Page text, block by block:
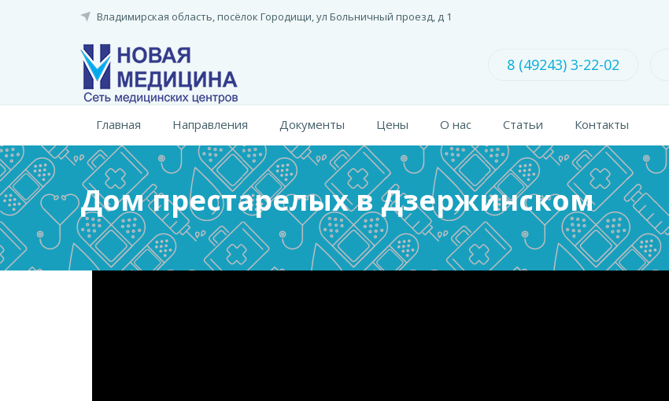
Владимирская область, посёлок Городищи,ул Больничный проезд, д 1
8 (49243) 3-22-02
Главная Направления Документы Цены О нас Статьи Контакты
Дом престарелых в Дзержинском